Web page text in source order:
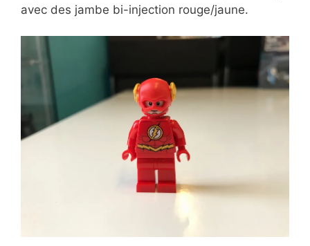
avec des jambe bi-injection rouge/jaune.